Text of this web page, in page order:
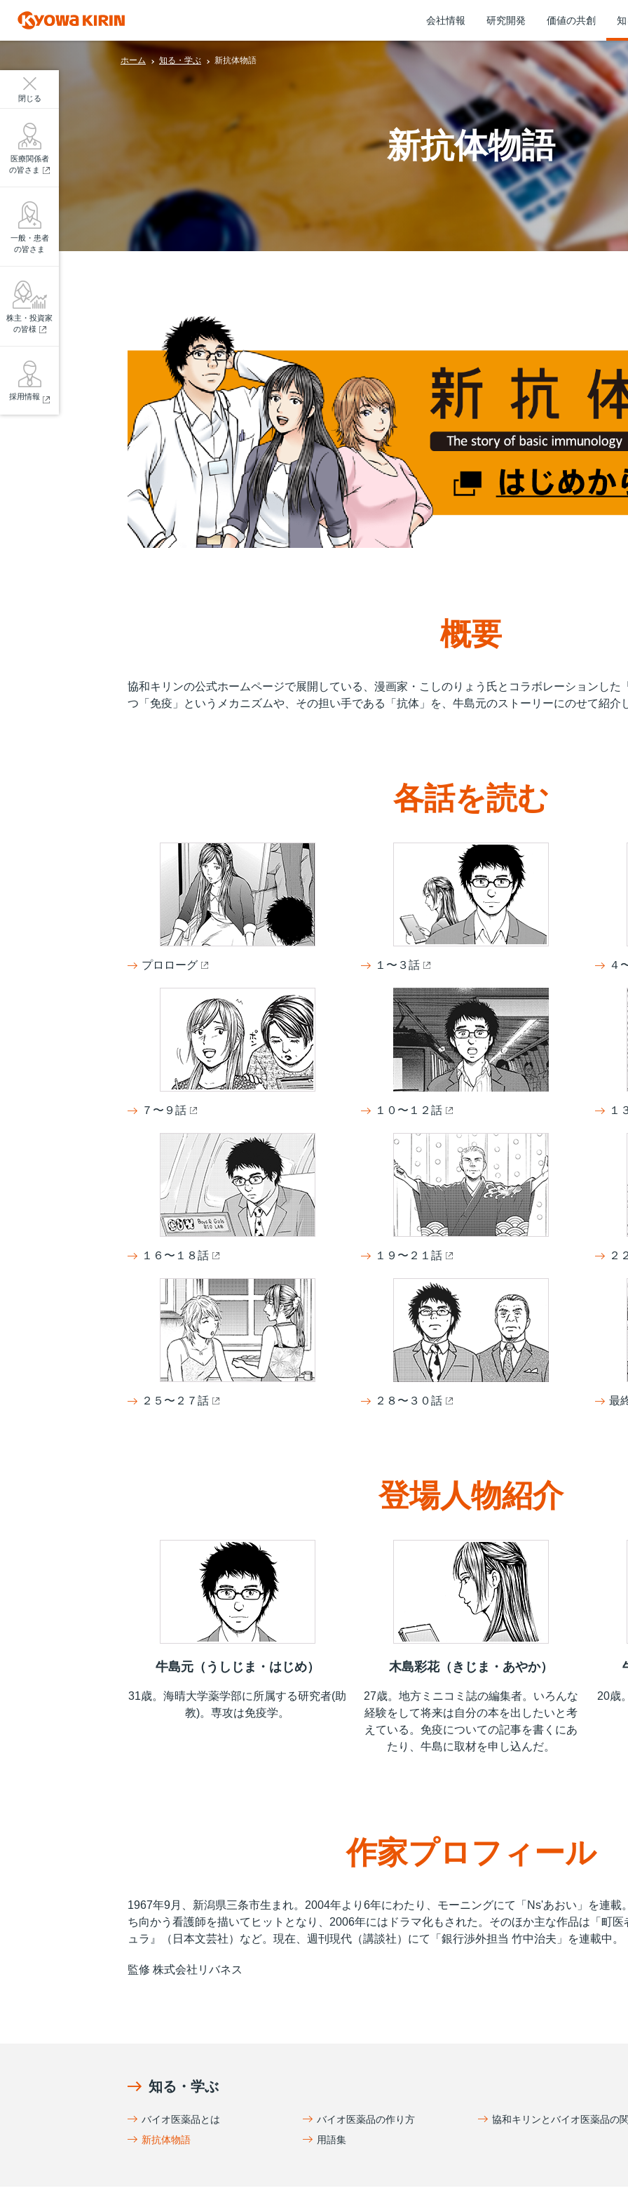
会社情報 研究開発 価値の共創
閉じる
医療関係者
の皆さま
一般・患者
の皆さま
株主・投資家
の皆様
採用情報
ホーム 知る・学ぶ 新抗体物語
新抗体物語
概要
協和キリンの公式ホームページで展開している、漫画家・こしのりょう氏とコラボレーションした
つ「免疫」というメカニズムや、その担い手である「抗体」を、牛島元のストーリーにのせて紹介
各話を読む
プロローグ １〜３話 ４
７〜９話 １０〜１２話 １
１６〜１８話 １９〜２１話 ２
２５〜２７話 ２８〜３０話 最
登場人物紹介
牛島元（うしじま・はじめ）
31歳。海晴大学薬学部に所属する研究者(助
教)。専攻は免疫学。
木島彩花（きじま・あやか）
27歳。地方ミニコミ誌の編集者。いろんな
経験をして将来は自分の本を出したいと考
えている。免疫についての記事を書くにあ
たり、牛島に取材を申し込んだ。
20歳
作家プロフィール
1967年9月、新潟県三条市生まれ。2004年より6年にわたり、モーニングにて「Ns'あおい」を連
ち向かう看護師を描いてヒットとなり、2006年にはドラマ化もされた。そのほか主な作品は「町
ュラ』（日本文芸社）など。現在、週刊現代（講談社）にて「銀行渉外担当 竹中治夫」を連載中。
監修 株式会社リバネス
知る・学ぶ
バイオ医薬品とは バイオ医薬品の作り方
協和キリンとバイオ医薬品の
新抗体物語
用語集